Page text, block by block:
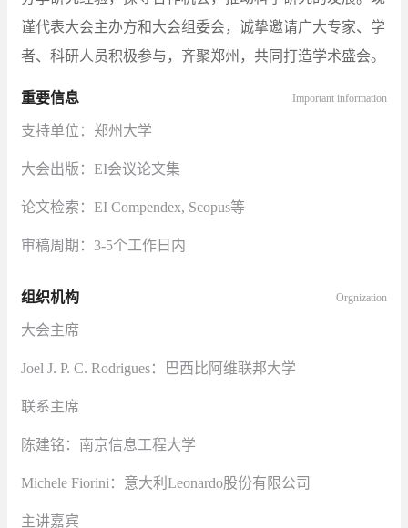
谨代表大会主办方和大会组委会，诚挚邀请广大专家、学
者、科研人员积极参与，齐聚郑州，共同打造学术盛会。
重要信息 Important information
支持单位：郑州大学
大会出版：EI会议论文集
论文检索：EI Compendex, Scopus等
审稿周期：3-5个工作日内
组织机构 Orgnization
大会主席
Joel J. P. C. Rodrigues：巴西比阿维联邦大学
联系主席
陈建铭：南京信息工程大学
Michele Fiorini：意大利Leonardo股份有限公司
主讲嘉宾